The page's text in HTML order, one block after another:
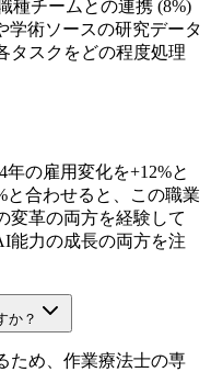
種チームとの連携 (8%)
学術ソースの研究データ
タスクをどの程度処理
の雇用変化を+12%と
と合わせると、この職業
変革の両方を経験して
能力の成長の両方を注
か？
ため、作業療法士の専